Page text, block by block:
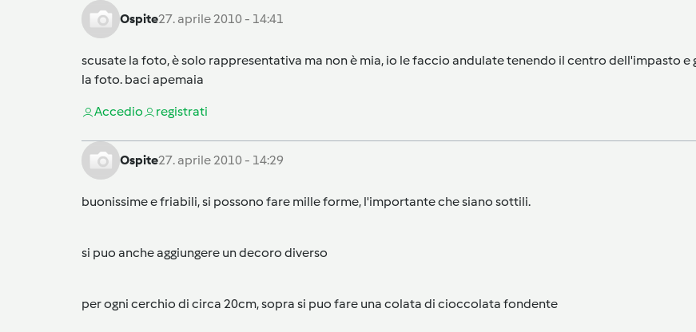
Ospite27. aprile 2010 - 14:41
scusate la foto, è solo rappresentativa ma non è mia, io le faccio andulate tenendo il centro dell'impasto
la foto. baci apemaia
Accedio registrati
Ospite27. aprile 2010 - 14:29
buonissime e friabili, si possono fare mille forme, l'importante che siano sottili.
si puo anche aggiungere un decoro diverso
per ogni cerchio di circa 20cm, sopra si puo fare una colata di cioccolata fondente